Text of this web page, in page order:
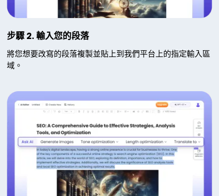
步驟 2. 輸入您的段落
將您想要改寫的段落複製並貼上到我們平台上的指定輸入區
域。